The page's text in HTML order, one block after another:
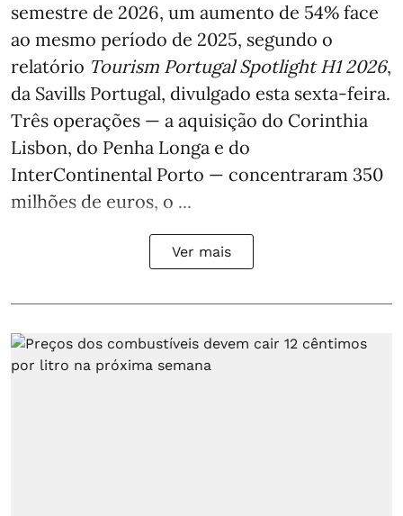
semestre de 2026, um aumento de 54% face
ao mesmo período de 2025, segundo o
relatório Tourism Portugal Spotlight H1 2026,
da Savills Portugal, divulgado esta sexta-feira.
Três operações — a aquisição do Corinthia
Lisbon, do Penha Longa e do
InterContinental Porto — concentraram 350
milhões de euros, o ...
Ver mais